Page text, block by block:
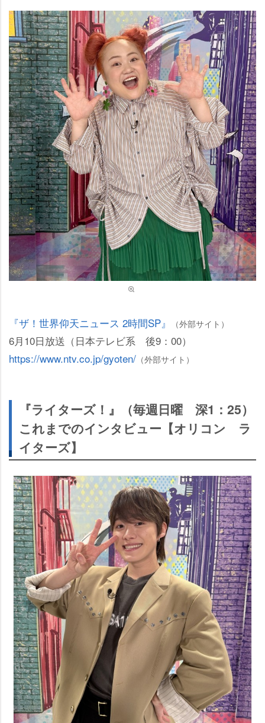
『ザ！世界仰天ニュース 2時間SP』 （外部サイト）
6月10日放送（日本テレビ系 後9：00）
https://www.ntv.co.jp/gyoten/ （外部サイト）
『ライターズ！』（毎週日曜 深1：25）
これまでのインタビュー【オリコン ラ
イターズ】